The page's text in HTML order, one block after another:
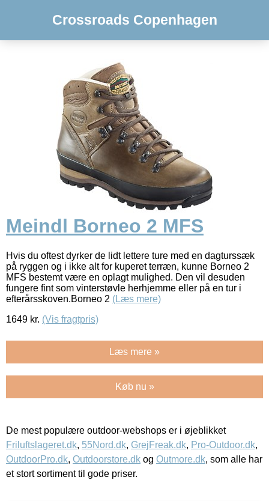
Crossroads Copenhagen
Meindl Borneo 2 MFS
Hvis du oftest dyrker de lidt lettere ture med en dagturssæk
på ryggen og i ikke alt for kuperet terræn, kunne Borneo 2
MFS bestemt være en oplagt mulighed. Den vil desuden
fungere fint som vinterstøvle herhjemme eller på en tur i
efterårsskoven.Borneo 2 (Læs mere)
1649 kr. (Vis fragtpris)
Læs mere »
Køb nu »
De mest populære outdoor-webshops er i øjeblikket
Friluftslageret.dk, 55Nord.dk, GrejFreak.dk, Pro-Outdoor.dk,
OutdoorPro.dk, Outdoorstore.dk og Outmore.dk, som alle har
et stort sortiment til gode priser.